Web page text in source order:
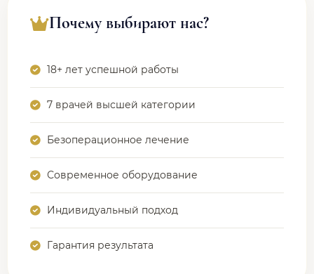
Почему выбирают нас?
18+ лет успешной работы
7 врачей высшей категории
Безоперационное лечение
Современное оборудование
Индивидуальный подход
Гарантия результата